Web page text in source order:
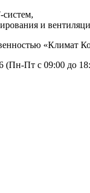
и
«Климат
(Пн-Пт с 09:00 до